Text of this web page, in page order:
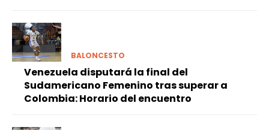
BALONCESTO
Venezuela disputará la final del
Sudamericano Femenino tras superar a
Colombia: Horario del encuentro